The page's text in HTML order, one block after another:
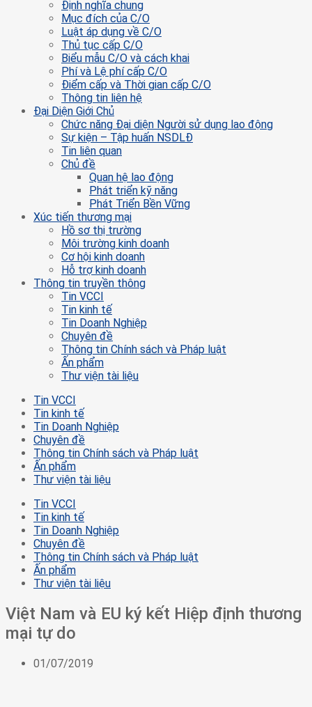
Định nghĩa chung
Mục đích của C/O
Luật áp dụng về C/O
Thủ tục cấp C/O
Biểu mẫu C/O và cách khai
Phí và Lệ phí cấp C/O
Điểm cấp và Thời gian cấp C/O
Thông tin liên hệ
Đại Diện Giới Chủ
Chức năng Đại diện Người sử dụng lao động
Sự kiện – Tập huấn NSDLĐ
Tin liên quan
Chủ đề
Quan hệ lao động
Phát triển kỹ năng
Phát Triển Bền Vững
Xúc tiến thương mại
Hồ sơ thị trường
Môi trường kinh doanh
Cơ hội kinh doanh
Hỗ trợ kinh doanh
Thông tin truyền thông
Tin VCCI
Tin kinh tế
Tin Doanh Nghiệp
Chuyên đề
Thông tin Chính sách và Pháp luật
Ấn phẩm
Thư viện tài liệu
Tin VCCI
Tin kinh tế
Tin Doanh Nghiệp
Chuyên đề
Thông tin Chính sách và Pháp luật
Ấn phẩm
Thư viện tài liệu
Tin VCCI
Tin kinh tế
Tin Doanh Nghiệp
Chuyên đề
Thông tin Chính sách và Pháp luật
Ấn phẩm
Thư viện tài liệu
Việt Nam và EU ký kết Hiệp định thương
mại tự do
01/07/2019